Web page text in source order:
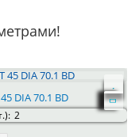
DIA 70.1 BD
2